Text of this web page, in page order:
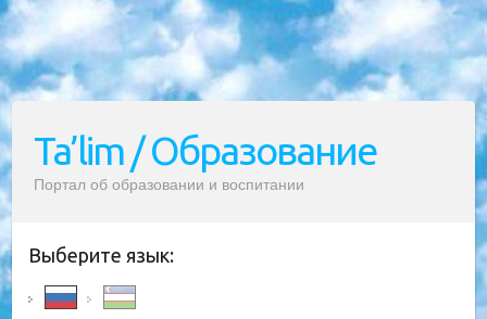
Ta’lim / Образование
Портал об образовании и воспитании
Выберите язык: